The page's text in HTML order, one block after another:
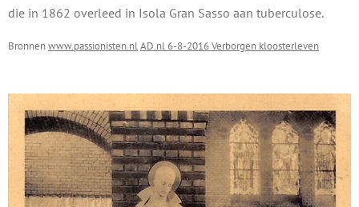
die in 1862 overleed in Isola Gran Sasso aan tuberculose.
Bronnenwww.passionisten.nlAD.nl 6-8-2016 Verborgen kloosterleven